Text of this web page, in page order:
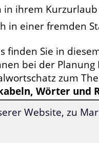
in ihrem
in einer fremden
finden Sie in
bei der
zum
Wörter und
aufbereitet.
Vokabeln und
Website, zu